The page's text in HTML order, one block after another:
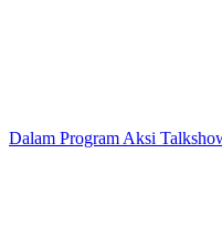
Dalam Program Aksi